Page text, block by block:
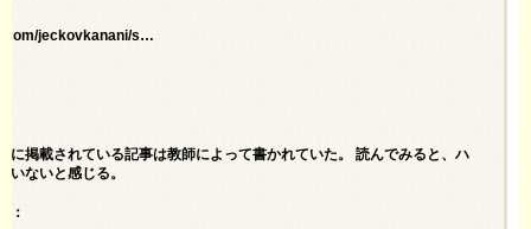
jeckovkanani/s…
掲載されている記事は教師によって書かれていた。 読んでみると、ハ
いないと感じる。
：